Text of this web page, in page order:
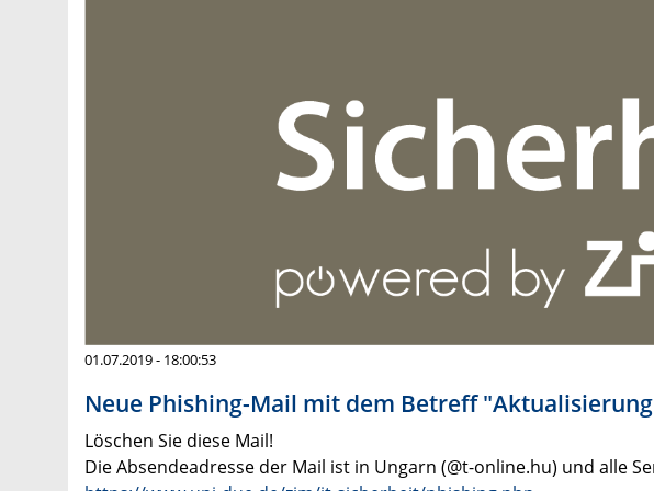
01.07.2019 - 18:00:53
Neue Phishing-Mail mit dem Betreff
Löschen Sie diese Mail!
Die Absendeadresse der Mail ist in Ungarn (@t-online.hu) und alle